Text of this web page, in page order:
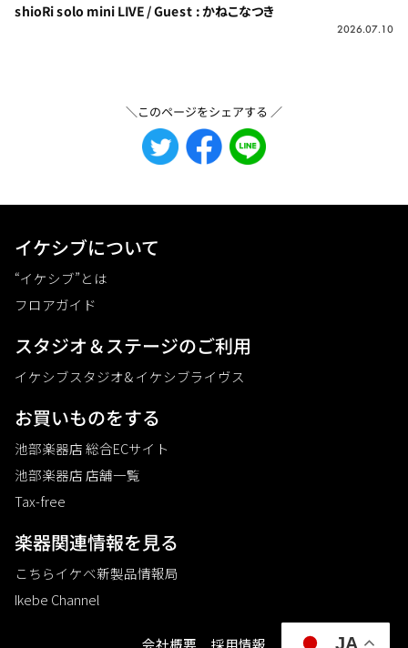
shioRi solo mini LIVE / Guest : かねこなつき
2026.07.10
＼このページをシェアする ／
イケシブについて
“イケシブ”とは
フロアガイド
スタジオ＆ステージのご利⽤
イケシブスタジオ& イケシブライヴス
お買いものをする
池部楽器店 総合ECサイト
池部楽器店 店舗一覧
Tax-free
楽器関連情報を見る
こちらイケベ新製品情報局
Ikebe Channel
会社概要 採用情報 JA